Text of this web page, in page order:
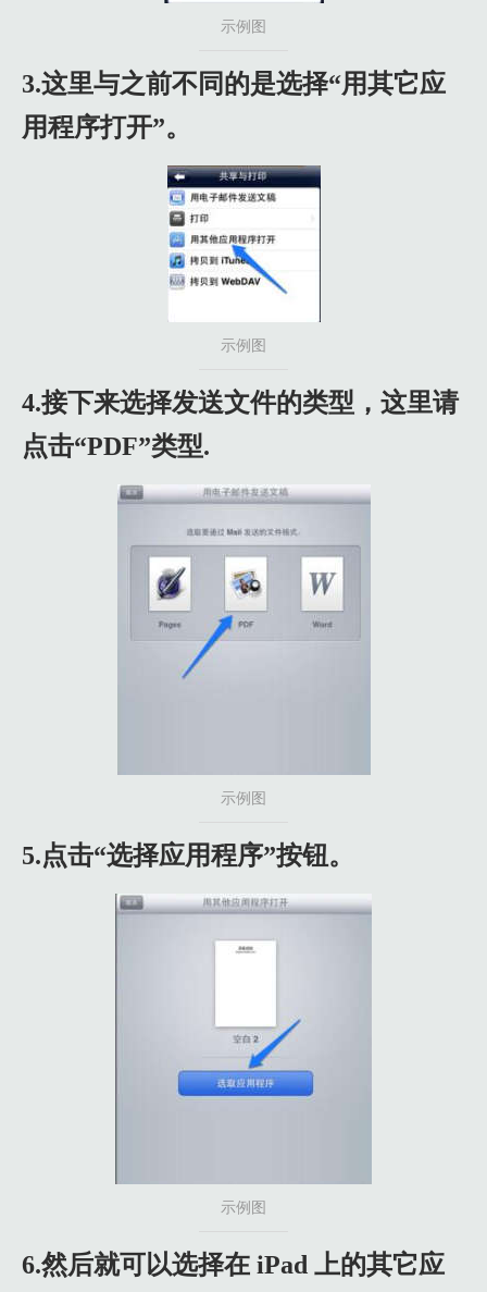
示例图
3.这里与之前不同的是选择“用其它应
用程序打开”。
示例图
4.接下来选择发送文件的类型，这里请
点击“PDF”类型.
示例图
5.点击“选择应用程序”按钮。
示例图
6.然后就可以选择在 iPad 上的其它应